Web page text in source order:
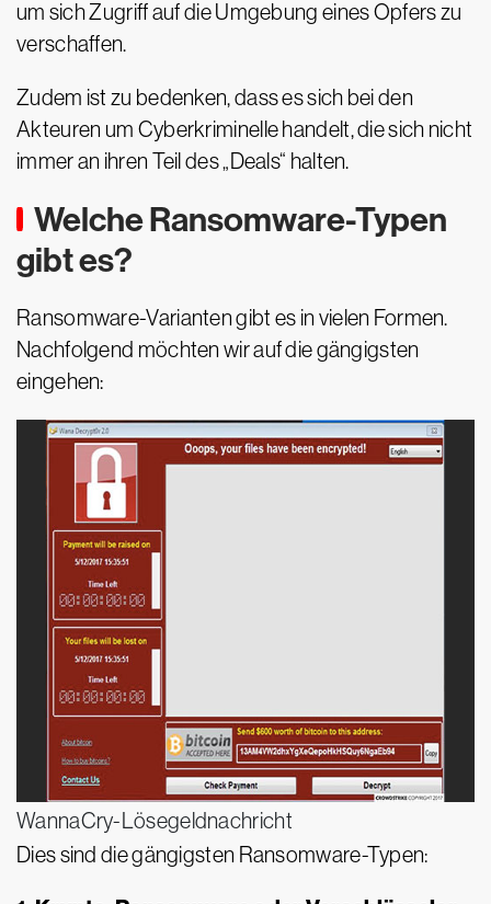
um sich Zugriff auf die Umgebung eines Opfers zu
verschaffen.
Zudem ist zu bedenken, dass es sich bei den
Akteuren um Cyberkriminelle handelt, die sich nicht
immer an ihren Teil des „Deals“ halten.
Welche Ransomware-Typen
gibt es?
Ransomware-Varianten gibt es in vielen Formen.
Nachfolgend möchten wir auf die gängigsten
eingehen:
WannaCry-Lösegeldnachricht
Dies sind die gängigsten Ransomware-Typen: